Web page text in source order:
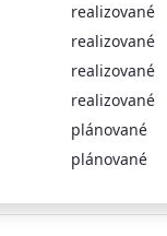
realizované
realizované
realizované
realizované
plánované
plánované